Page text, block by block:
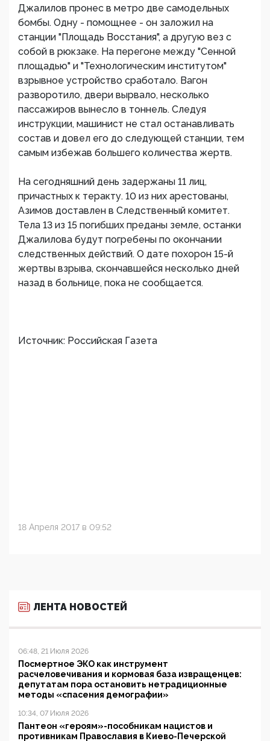
Джалилов пронес в метро две самодельных
бомбы. Одну - помощнее - он заложил на
станции "Площадь Восстания", а другую вез с
собой в рюкзаке. На перегоне между "Сенной
площадью" и "Технологическим институтом"
взрывное устройство сработало. Вагон
разворотило, двери вырвало, несколько
пассажиров вынесло в тоннель. Следуя
инструкции, машинист не стал останавливать
состав и довел его до следующей станции, тем
самым избежав большего количества жертв.
На сегодняшний день задержаны 11 лиц,
причастных к теракту. 10 из них арестованы,
Азимов доставлен в Следственный комитет.
Тела 13 из 15 погибших преданы земле, останки
Джалилова будут погребены по окончании
следственных действий. О дате похорон 15-й
жертвы взрыва, скончавшейся несколько дней
назад в больнице, пока не сообщается.
Источник: Российская Газета
18 Апреля 2017 в 09:52
ЛЕНТА НОВОСТЕЙ
06:48, 21 Июля 2026
Посмертное ЭКО как инструмент
расчеловечивания и кормовая база извращенцев:
депутатам пора остановить нетрадиционные
методы «спасения демографии»
10:34, 07 Июля 2026
Пантеон «героям»-пособникам нацистов и
противникам Православия в Киево-Печерской